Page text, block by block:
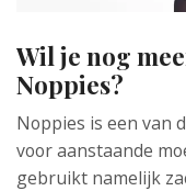
Wil je nog
Noppies?
Noppies is een van
voor aanstaande
gebruikt namelijk